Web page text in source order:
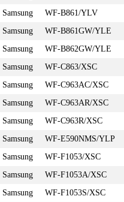
Samsung
WF-B861/YLV
Samsung
WF-B861GW/YLE
Samsung
WF-B862GW/YLE
Samsung
WF-C863/XSC
Samsung
WF-C963AC/XSC
Samsung
WF-C963AR/XSC
Samsung
WF-C963R/XSC
Samsung
WF-E590NMS/YLP
Samsung
WF-F1053/XSC
Samsung
WF-F1053A/XSC
Samsung
WF-F1053S/XSC